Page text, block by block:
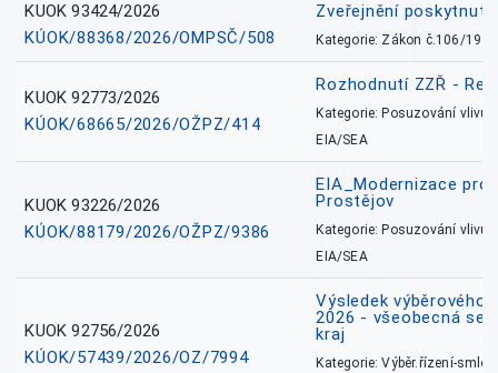
KUOK 93424/2026
KÚOK/88368/2026/OMPSČ/508
Zveřejnění
Kategorie: Zákon č.106/1999
KUOK 92773/2026
KÚOK/68665/2026/OŽPZ/414
Rozhodnutí ZZŘ -
Kategorie: Posuzování vlivů
EIA/SEA
KUOK 93226/2026
KÚOK/88179/2026/OŽPZ/9386
EIA_Modernizace
Prostějov
Kategorie: Posuzování vlivů
EIA/SEA
KUOK 92756/2026
KÚOK/57439/2026/OZ/7994
Výsledek výběrového
2026 - všeobecná
kraj
Kategorie: Výběr.řízení-